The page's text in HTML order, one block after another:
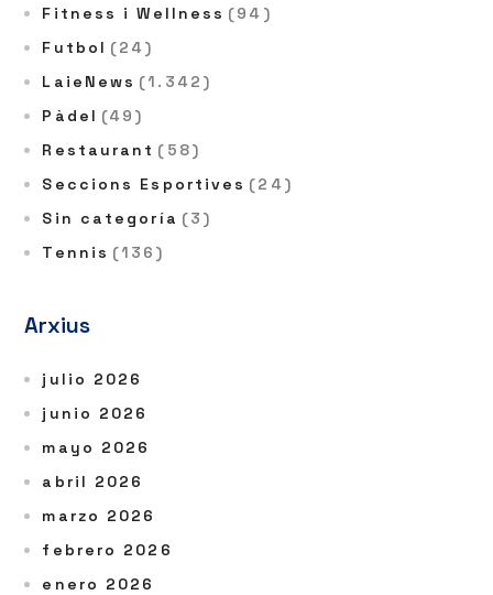
Fitness i Wellness (94)
Futbol (24)
LaieNews (1.342)
Pàdel (49)
Restaurant (58)
Seccions Esportives (24)
Sin categoría (3)
Tennis (136)
Arxius
julio 2026
junio 2026
mayo 2026
abril 2026
marzo 2026
febrero 2026
enero 2026